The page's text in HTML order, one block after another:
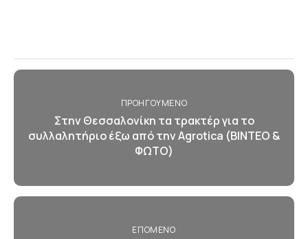
ΠΡΟΗΓΟΎΜΕΝΟ
Στην Θεσσαλονίκη τα τρακτέρ για το
συλλαλητήριο έξω από την Agrotica (ΒΙΝΤΕΟ &
ΦΩΤΟ)
ΕΠΌΜΕΝΟ